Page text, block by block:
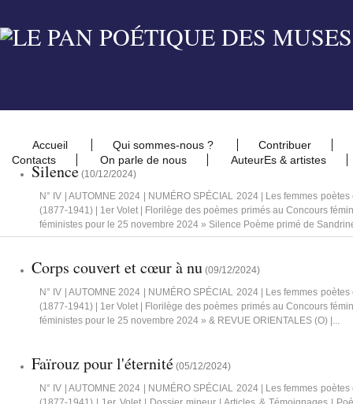
Accueil Qui sommes-nous ?
Contribuer
Contacts
On parle de nous AuteurEs & artistes
Silence (10/12/2024)
N° IV | AUTOMNE 2024 | NUMÉRO SPÉCIAL 2024 | Les femmes
(1877-1941) | 1er Volet | Florilège des poèmes primés au Concours
féministes pour le 25 novembre 2024 » Silence Poème primé de
Corps couvert et cœur à nu (09/12/2024)
N° IV | AUTOMNE 2024 | NUMÉRO SPÉCIAL 2024 | Les femmes
(1877-1941) | 1er Volet | Florilège des poèmes primés au Concours
féministes pour le 25 novembre 2024 » & REVUE ORIENTALES (O) |...
Faïrouz pour l'éternité (05/12/2024)
N° IV | AUTOMNE 2024 | NUMÉRO SPÉCIAL 2024 | Les femmes